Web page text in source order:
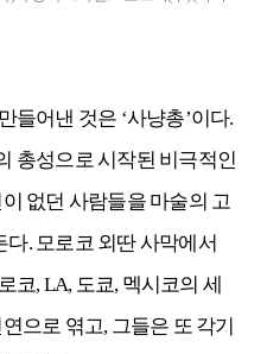
들어낸 것은 ‘사냥총’이다.
총성으로 시작된 비극적인
없던 사람들을 마술의 고
. 모로코 외딴 사막에서
코, LA, 도쿄, 멕시코의 세
으로 엮고, 그들은 또 각기